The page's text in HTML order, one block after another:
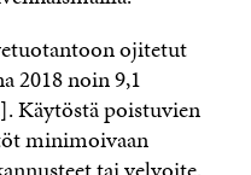
ojitetut
2018 noin 9,1
Käytöstä poistuvien
minimoivaan